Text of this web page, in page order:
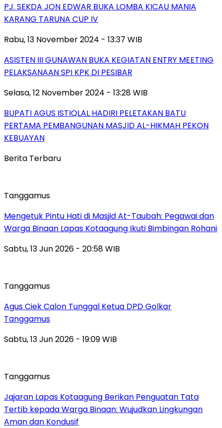
PJ. SEKDA JON EDWAR BUKA LOMBA KICAU MANIA
KARANG TARUNA CUP IV
Rabu, 13 November 2024 - 13:37 WIB
ASISTEN III GUNAWAN BUKA KEGIATAN ENTRY MEETING
PELAKSANAAN SPI KPK DI PESIBAR
Selasa, 12 November 2024 - 13:28 WIB
BUPATI AGUS ISTIQLAL HADIRI PELETAKAN BATU
PERTAMA PEMBANGUNAN MASJID AL-HIKMAH PEKON
KEBUAYAN
Berita Terbaru
Tanggamus
Mengetuk Pintu Hati di Masjid At-Taubah: Pegawai dan
Warga Binaan Lapas Kotaagung Ikuti Bimbingan Rohani
Sabtu, 13 Jun 2026 - 20:58 WIB
Tanggamus
Agus Ciek Calon Tunggal Ketua DPD Golkar
Tanggamus
Sabtu, 13 Jun 2026 - 19:09 WIB
Tanggamus
Jajaran Lapas Kotaagung Berikan Penguatan Tata
Tertib kepada Warga Binaan: Wujudkan Lingkungan
Aman dan Kondusif